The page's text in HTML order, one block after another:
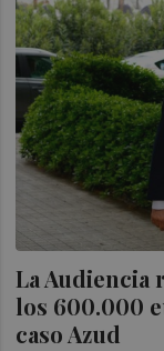
La Audiencia
los 600.000
caso Azud